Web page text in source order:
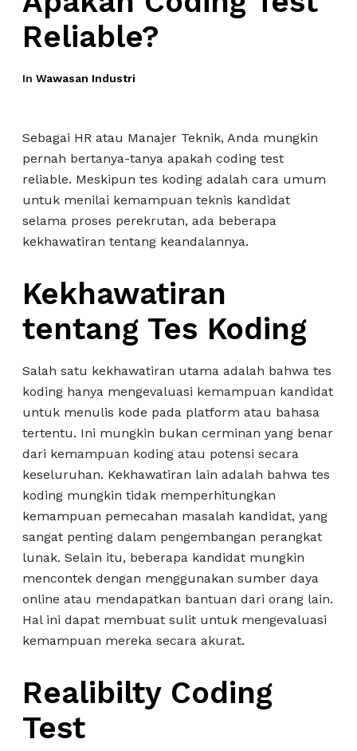
Reliable?
In Wawasan Industri
Sebagai HR atau Manajer Teknik, Anda mungkin
pernah bertanya-tanya apakah coding test
reliable. Meskipun tes koding adalah cara umum
untuk menilai kemampuan teknis kandidat
selama proses perekrutan, ada beberapa
kekhawatiran tentang keandalannya.
Kekhawatiran
tentang Tes Koding
Salah satu kekhawatiran utama adalah bahwa tes
koding hanya mengevaluasi kemampuan kandidat
untuk menulis kode pada platform atau bahasa
tertentu. Ini mungkin bukan cerminan yang benar
dari kemampuan koding atau potensi secara
keseluruhan. Kekhawatiran lain adalah bahwa tes
koding mungkin tidak memperhitungkan
kemampuan pemecahan masalah kandidat, yang
sangat penting dalam pengembangan perangkat
lunak. Selain itu, beberapa kandidat mungkin
mencontek dengan menggunakan sumber daya
online atau mendapatkan bantuan dari orang lain.
Hal ini dapat membuat sulit untuk mengevaluasi
kemampuan mereka secara akurat.
Realibilty Coding
Test